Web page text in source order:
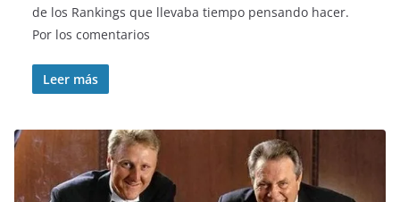
de los Rankings que llevaba tiempo pensando hacer.
Por los comentarios
Leer más